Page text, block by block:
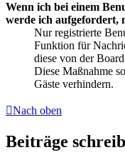
Wenn ich bei einem
werde ich aufgefordert,
Nur registrierte
Funktion für
diese von der
Diese Maßnahme
Gäste verhindern.
Nach oben
Beiträge